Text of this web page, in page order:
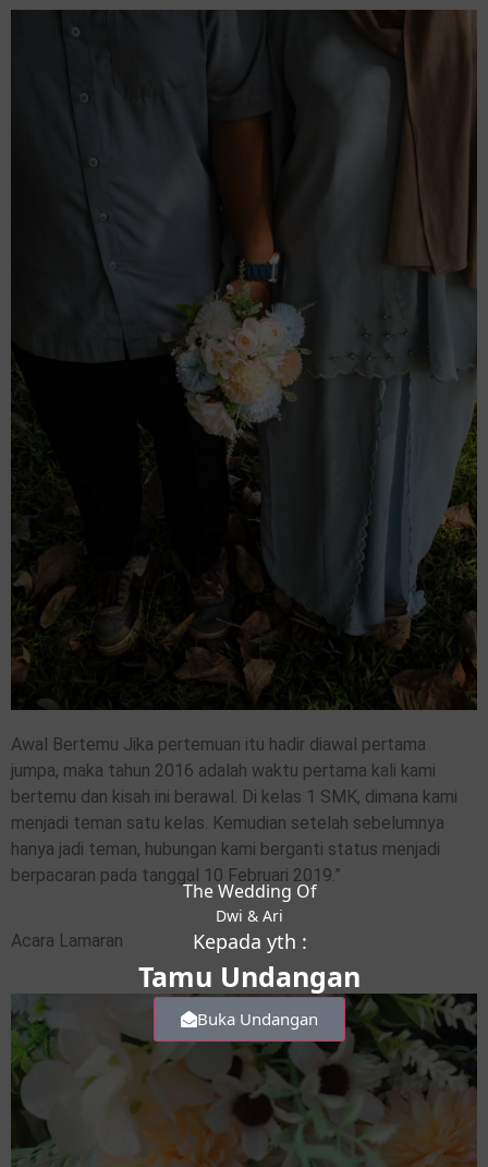
Awal Bertemu Jika pertemuan itu hadir diawal pertama
jumpa, maka tahun 2016 adalah waktu pertama kali kami
bertemu dan kisah ini berawal. Di kelas 1 SMK, dimana kami
menjadi teman satu kelas. Kemudian setelah sebelumnya
hanya jadi teman, hubungan kami berganti status menjadi
berpacaran pada tanggal 10 Februari 2019.”
Acara Lamaran
The Wedding Of
Dwi & Ari
Kepada yth :
Tamu Undangan
Buka Undangan